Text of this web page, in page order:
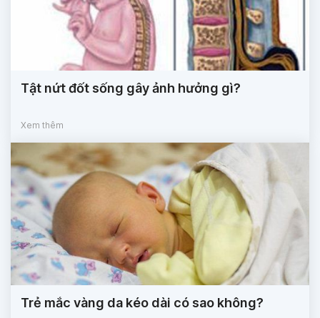
Tật nứt đốt sống gây ảnh hưởng gì?
Xem thêm
Trẻ mắc vàng da kéo dài có sao không?